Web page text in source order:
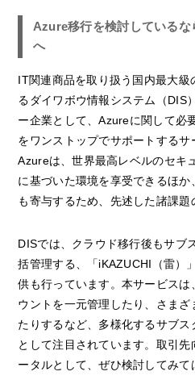
Azure移行を検討している
へ
IT関連商品を取り扱う国内最大級
るダイワボウ情報システム（DIS
ー企業として、Azureに関して必
をワンストップでサポートするサ
Azureは、世界最高レベルのセキ
に基づいた環境を享受できるほ
も寄与するため、先述した諸課題
DISでは、クラウド移行後もサブ
括管理する、「iKAZUCHI（雷）
供も行っています。本サービス
ウントを一元管理したり、さま
たりするなど、多様化するサブ
として注目されています。取引
ータルとして、ぜひ検討してみて